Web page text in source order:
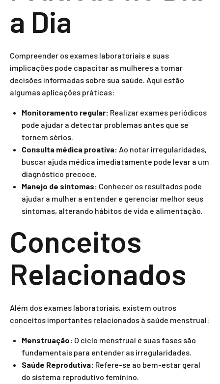
a Dia
Compreender os exames laboratoriais e suas
implicações pode capacitar as mulheres a tomar
decisões informadas sobre sua saúde. Aqui estão
algumas aplicações práticas:
Monitoramento regular: Realizar exames periódicos
pode ajudar a detectar problemas antes que se
tornem sérios.
Consulta médica proativa: Ao notar irregularidades,
buscar ajuda médica imediatamente pode levar a um
diagnóstico precoce.
Manejo de sintomas: Conhecer os resultados pode
ajudar a mulher a entender e gerenciar melhor seus
sintomas, alterando hábitos de vida e alimentação.
Conceitos
Relacionados
Além dos exames laboratoriais, existem outros
conceitos importantes relacionados à saúde menstrual:
Menstruação: O ciclo menstrual e suas fases são
fundamentais para entender as irregularidades.
Saúde Reprodutiva: Refere-se ao bem-estar geral
do sistema reprodutivo feminino.